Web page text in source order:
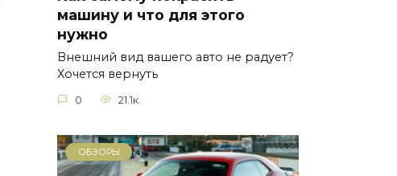
машину и что для этого
нужно
Внешний вид вашего авто не радует?
Хочется вернуть
0 21.1к.
ОБЗОРЫ